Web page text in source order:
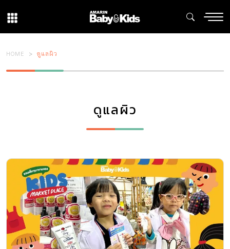
HOME ดูแลผิว
ดูแลผิว